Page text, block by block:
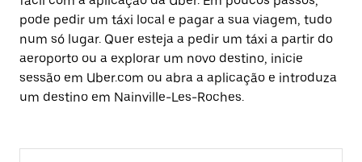
pode pedir um táxi local e pagar a sua viagem, tudo
num só lugar. Quer esteja a pedir um táxi a partir do
aeroporto ou a explorar um novo destino, inicie
sessão em Uber.com ou abra a aplicação e introduza
um destino em Nainville-Les-Roches.